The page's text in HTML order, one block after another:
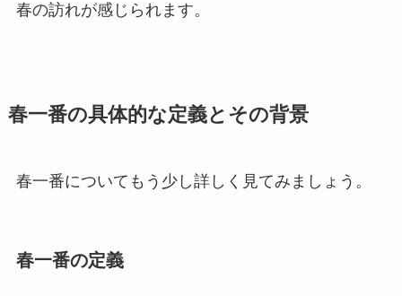
春の訪れが感じられます。
春一番の具体的な定義とその背景
春一番についてもう少し詳しく見てみましょう。
春一番の定義